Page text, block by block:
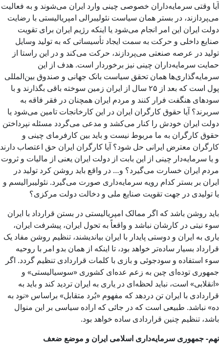
آیا وقتی سرمایه‌داران خصوصی چینی وارد ایران می‌شوند و به فعالیت
می‌پردازند، در بستر همان سیاست نئولیبرالی امپریالیستی با رضایت
دولت ایران این امر انجام می‌شود یا اینکه رژیم ایران برای تقویت
صنایع داخلی و حرکت به سمت ایجاد تأسیساتی که به تولید وسایل
تولید در عرصه صنعتی می‌پردازند، حرکت می‌کند و در این راستا از
حمایت سرمایه‌داران چینی نیز برخوردار است. هدف از این
سرمایه‌گذاری‌ها همان تحقق سیاست بانک جهانی و صندوق بین‌المللی
پول است که بعد از ۲۵ سال از ایران زمین سوخته باقی بگذارند و با
سودهای هنگفت فرار کنند و مردم ایران همچنان در فقر فاقه به
سر‌برند؟ آیا حقوق کارگران ایران در این کارخانجات تامین می‌شود یا
دولت ایران خودش را کنار می‌کشد و مدعی می‌گردد مسئله نپرداختن
حقوق کارگران به ما مربوط نیست و باید بین کارفرمای چینی و
کارگران معترض ایرانی حل شود؟ آیا کارگران ایران حق اعتصاب دارند
و یا سرمایه‌دار چینی از این بابت از دولت ایران یعنی از مالیات و ثروت
مردم ایران خسارت می‌گیرد؟ و… در واقع باید روشن کرد تولید در
ایران بر بستر کدام رویه سرمایه‌داری صورت می‌گیرد. نئولیبرالیسم و
یا تولیدی در جهت تقویت صنایع ملی و دخالت دولت مرکزی؟
باید روشن باشد که اگر ممالک امپریالیستی در بستن قرارداد با ایران
سوء نیتی در کارشان نباشد و واقعاً به تحول ایران، پیشرفت ایران،
یاری به ایران و دوستی پایدار با ایران بیاندیشند، تنظیم روشن مفاد یک
قرارداد بسیار ساده‌تر خواهد بود، تا اینکه از همان بدو امر با روحیه
سوء استفاده و سودجوئی و بازی با کلمات قراردادی تنظیم گردد. اگر
جمهوری توده‌ای چین به زعم عده‌ای کشوری «سوسیالیستی» و
«انقلابی» است، نباید لحظه‌ای در یاری به ایران تردید کند و باید به
قراردادی با ایران تن دردهد که مفهوم «بُرد متقابل» براساس «نود به
ده» نباشد. طبیعی است که در جائی که اراده سیاسی بر این منوال
باشد، تنظیم چنین قراردادی ساده خواهد بود.
نهم- جمهوری سرمایه‌داری اسلامی ایران و موضع ضعف